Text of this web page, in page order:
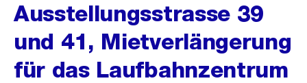
Ausstellungsstrasse 39
und 41, Mietverlängerung
für das Laufbahnzentrum